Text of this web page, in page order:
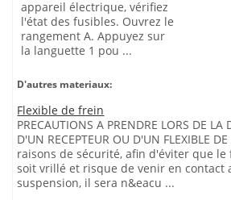
appareil électrique, vérifiez
l'état des fusibles. Ouvrez le
rangement A. Appuyez sur
la languette 1 pou ...
D'autres materiaux:
Flexible de frein
PRECAUTIONS A PRENDRE LORS DE LA
D'UN RECEPTEUR OU D'UN FLEXIBLE
raisons de sécurité, afin d'éviter que
soit vrillé et risque de venir en contact
suspension, il sera n&eacu ...